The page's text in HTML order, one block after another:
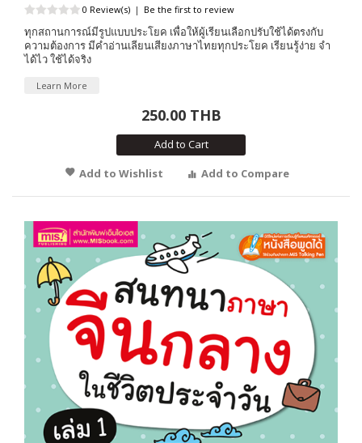
0 Review(s) | Be the first to review
ทุกสถานการณ์มีรูปแบบประโยค เพื่อให้ผู้เรียนเลือกปรับใช้ได้ตรงกับ
ความต้องการ มีคำอ่านเลียนเสียงภาษาไทยทุกประโยค เรียนรู้ง่าย จำ
ได้ไว ใช้ได้จริง
Learn More
250.00 THB
Add to Cart
Add to Wishlist
Add to Compare